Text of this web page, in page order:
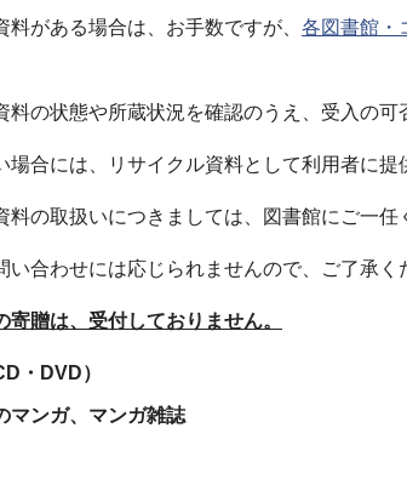
料がある場合は、お手数ですが、 各図書館・
料の状態や所蔵状況を確認のうえ、受入の可
場合には、リサイクル資料として利用者に提
料の取扱いにつきましては、図書館にご一任
い合わせには応じられませんので、ご了承く
贈は、受付しておりません。
・DVD）
マンガ、マンガ雑誌